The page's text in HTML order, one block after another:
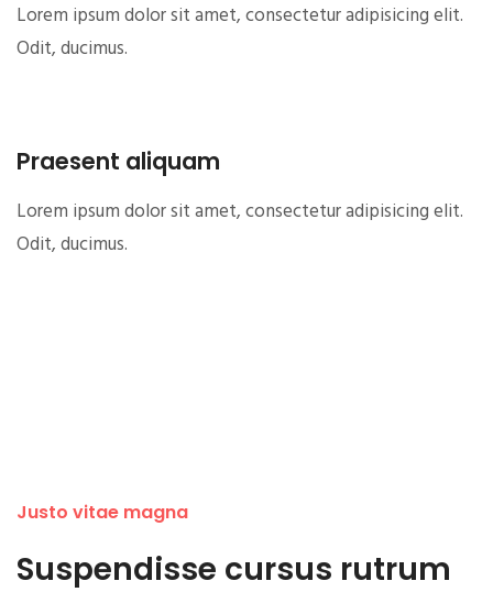
Lorem ipsum dolor sit amet, consectetur adipisicing elit.
Odit, ducimus.
Praesent aliquam
Lorem ipsum dolor sit amet, consectetur adipisicing elit.
Odit, ducimus.
Justo vitae magna
Suspendisse cursus rutrum